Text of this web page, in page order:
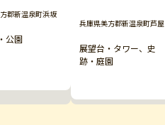
郡新温泉町浜坂
公園
兵庫県美方郡新温泉町芦屋
展望台・タワー、史
跡・庭園